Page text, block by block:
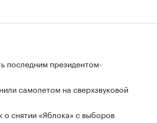
последним президентом-
самолетом на сверхзвуковой
о снятии «Яблока» с выборов